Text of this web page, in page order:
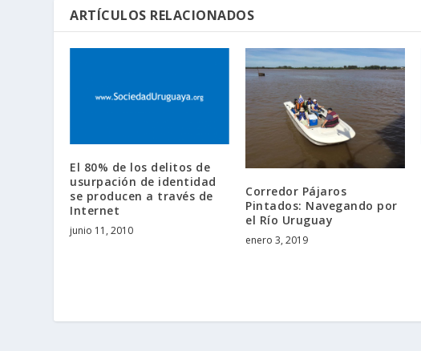
ARTÍCULOS RELACIONADOS
El 80% de los delitos de
usurpación de identidad
se producen a través de
Internet
junio 11, 2010
Corredor Pájaros
Pintados: Navegando por
el Río Uruguay
enero 3, 2019